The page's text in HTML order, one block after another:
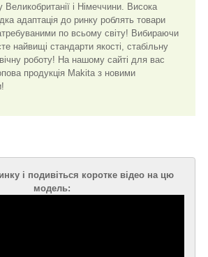
Великобританії і Німеччини. Висока
адаптація до ринку роблять товари
по всьому світу! Вибираючи
найвищі стандарти якості, стабільну
роботу! На нашому сайті для вас
продукція Makita з новими
і подивіться коротке відео на цю
модель: